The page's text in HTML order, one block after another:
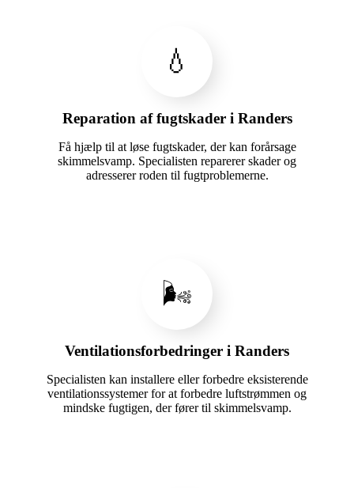
💧
Reparation af fugtskader i Randers
Få hjælp til at løse fugtskader, der kan forårsage
skimmelsvamp. Specialisten reparerer skader og
adresserer roden til fugtproblemerne.
🌬️
Ventilationsforbedringer i Randers
Specialisten kan installere eller forbedre eksisterende
ventilationssystemer for at forbedre luftstrømmen og
mindske fugtigen, der fører til skimmelsvamp.